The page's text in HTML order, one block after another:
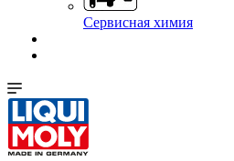
Сервисная химия